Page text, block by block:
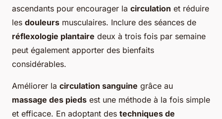
ascendants pour encourager la circulation et réduire
les douleurs musculaires. Inclure des séances de
réflexologie plantaire deux à trois fois par semaine
peut également apporter des bienfaits
considérables.
Améliorer la circulation sanguine grâce au
massage des pieds est une méthode à la fois simple
et efficace. En adoptant des techniques de